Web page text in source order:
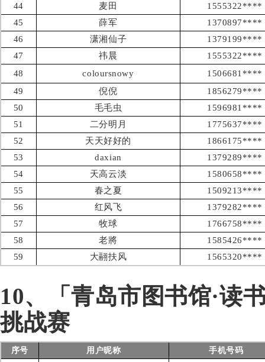
44
麦田
1555322****
45
薛军
1370897****
46
潇湘仙子
1379199****
47
祎晨
1555322****
48
coloursnowy
1506681****
49
倪倪
1856279****
50
毛毛虫
1596981****
51
二分明月
1775637****
52
天天好好的
1866175****
53
daxian
1379289****
54
天高云淡
1580658****
55
春之夏
1509213****
56
红风飞
1379282****
57
牧球
1766758****
58
老將
1585426****
59
大翮扶风 1565320****
10、「青岛市图书馆·读
挑战赛
序号 用户昵称 手机号码